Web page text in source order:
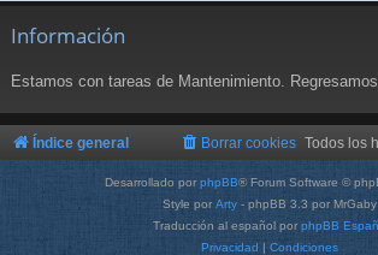
Información
Estamos con tareas de Mantenimiento.
Índice general Todos los
Borrar cookies
Desarrollado por phpBB® Forum Software ©
Style por Arty - phpBB 3.3 por MrGaby
Traducción al español por phpBB
Privacidad | Condiciones